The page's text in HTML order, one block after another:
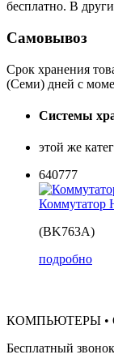
бесплатно. В
Самовывоз
Срок хранения
(Семи) дней с
Системы
этой же
640777
Коммутатор
(BK763A)
подробно
КОМПЬЮТЕРЫ •
Бесплатный звонок